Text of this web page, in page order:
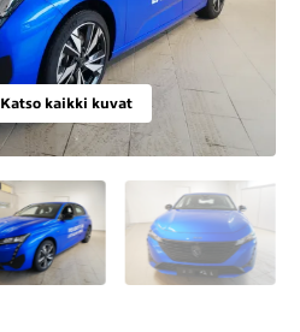
Katso kaikki kuvat